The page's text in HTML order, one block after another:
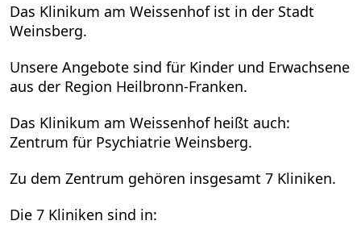
Das Klinikum am Weissenhof ist in der Stadt
Weinsberg.
Unsere Angebote sind für Kinder und Erwachsene
aus der Region Heilbronn-Franken.
Das Klinikum am Weissenhof heißt auch:
Zentrum für Psychiatrie Weinsberg.
Zu dem Zentrum gehören insgesamt 7 Kliniken.
Die 7 Kliniken sind in: